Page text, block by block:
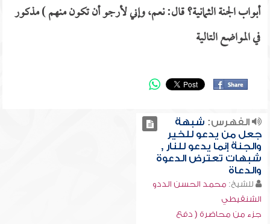
أبواب الجنة الثمانية؟ قال: نعم، وإني لأرجو أن تكون منهم ) مذكور
في المواضع التالية
الفهرس: شبهة
جعل من يدعو للخير
والجنة إنما يدعو للنار ,
شبهات تعترض الدعوة
والدعاة
للشيخ: محمد الحسن الددو
الشنقيطي
جزء من محاضرة ( دفع